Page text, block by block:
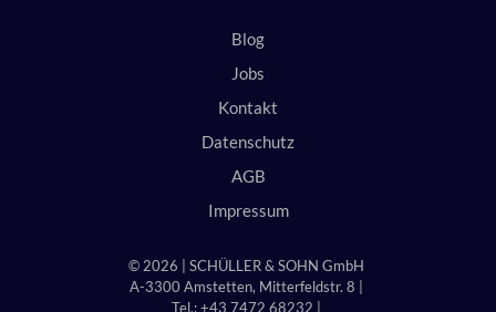
© 2026 | SCHÜLLER & SOHN GmbH
A-3300 Amstetten, Mitterfeldstr. 8 |
Tel.: +43 7472 68232 |
Blog
Jobs
Kontakt
Datenschutz
AGB
Impressum